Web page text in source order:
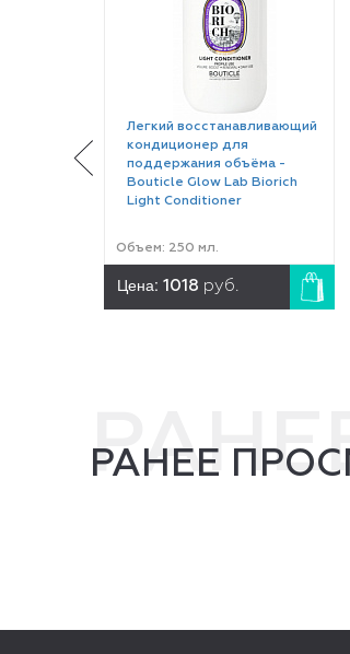
Легкий восстанавливающий
кондиционер для
поддержания объёма -
Bouticle Glow Lab Biorich
Light Conditioner
Объем: 250 мл.
Цена: 1018 руб.
РАНЕЕ